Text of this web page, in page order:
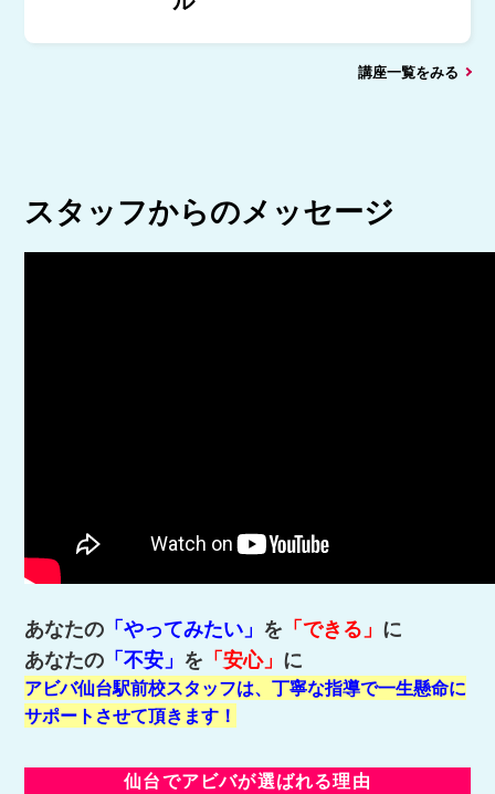
講座一覧をみる
スタッフからのメッセージ
あなたの 「やってみたい」 を 「できる」 に
あなたの 「不安」 を 「安心」 に
アビバ仙台駅前校スタッフは、丁寧な指導で一生懸命に
サポートさせて頂きます！
仙台でアビバが選ばれる理由